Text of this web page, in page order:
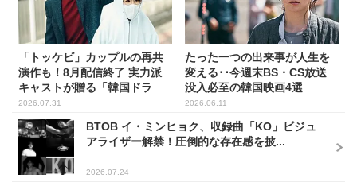
「トッケビ」カップルの再共
演作も！8月配信終了 実力派
キャストが贈る「韓国ドラ
マ...
2026.07.31
たった一つの出来事が人生を
変える･･今週末BS・CS放送
没入必至の韓国映画4選
2026.06.11
BTOB イ・ミンヒョク、収録曲「KO」ビジュ
アライザー解禁！圧倒的な存在感を披...
2026.07.24